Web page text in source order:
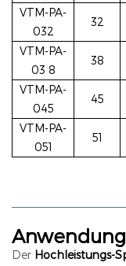
VTM-PA-
032
32
VTM-PA-
03 8
38
VTM-PA-
045
45
VTM-PA-
051
51
Anwendung
Der Hochleistungs-